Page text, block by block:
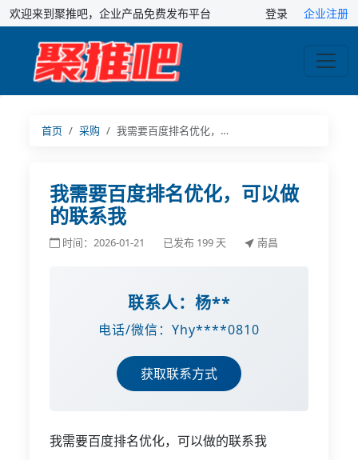
欢迎来到聚推吧，企业产品免费发布平台 登录 企业注册
首页 采购 我需要百度排名优化，…
我需要百度排名优化，可以做
的联系我
时间：2026-01-21 已发布 199 天 南昌
联系人： 杨**
电话/微信： Yhy****0810
获取联系方式
我需要百度排名优化，可以做的联系我